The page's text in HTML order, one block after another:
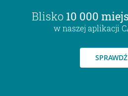
Blisko 10 000
w naszej aplikacji
SPRAWDŹ